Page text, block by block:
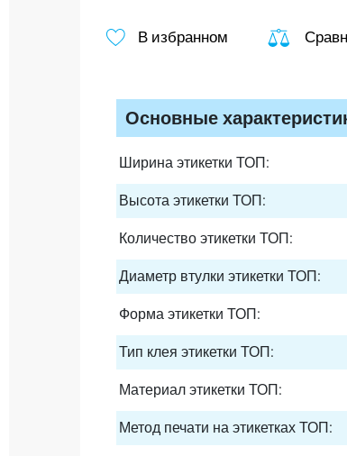
В избранном
Основные
Ширина этикетки ТОП:
Высота этикетки ТОП:
Количество этикетки ТОП:
Диаметр втулки этикетки ТОП:
Форма этикетки ТОП:
Тип клея этикетки ТОП:
Материал этикетки ТОП:
Метод печати на этикетках ТОП: